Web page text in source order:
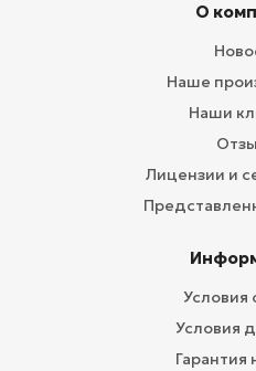
О
Наше
Наши
Лицензии и
Условия
Условия
Гарантия